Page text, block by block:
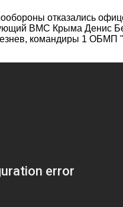
отказались
ВМС Крыма Денис
командиры 1 ОБМП